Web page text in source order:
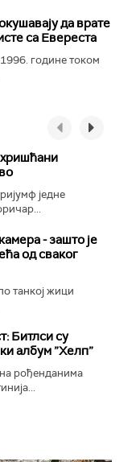
да врате
са Евереста
године током
једне
- зашто је
од сваког
танкој жици
Битлси су
албум ”Хелп”
рођенданима